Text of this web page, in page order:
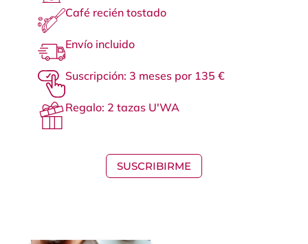
Café recién tostado
Envío incluido
Suscripción: 3 meses por 135 €
Regalo: 2 tazas U'WA
SUSCRIBIRME